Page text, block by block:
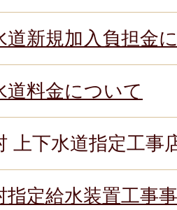
道新規加入負担金
道料金について
上下水道指定工事
指定給水装置工事